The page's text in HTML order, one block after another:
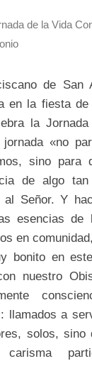
de la Vida
de San
en la fiesta
la
jornada «no
sino para
de algo
al Señor. Y
esencias de
en
bonito en
nuestro
llamados a
solos, sino
carisma